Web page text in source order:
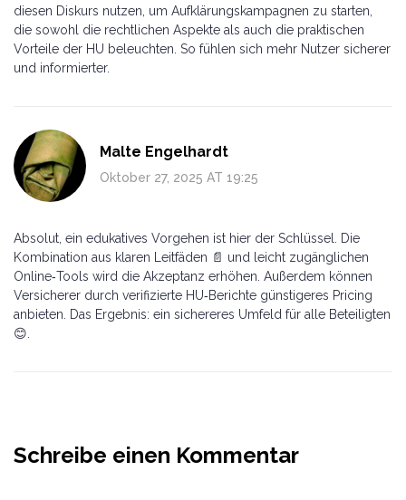
diesen Diskurs nutzen, um Aufklärungskampagnen zu starten,
die sowohl die rechtlichen Aspekte als auch die praktischen
Vorteile der HU beleuchten. So fühlen sich mehr Nutzer sicherer
und informierter.
Malte Engelhardt
Oktober 27, 2025 AT 19:25
Absolut, ein edukatives Vorgehen ist hier der Schlüssel. Die
Kombination aus klaren Leitfäden 📄 und leicht zugänglichen
Online‑Tools wird die Akzeptanz erhöhen. Außerdem können
Versicherer durch verifizierte HU‑Berichte günstigeres Pricing
anbieten. Das Ergebnis: ein sichereres Umfeld für alle Beteiligten
😊.
Schreibe einen Kommentar